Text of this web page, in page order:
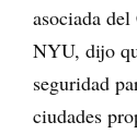
asociada
NYU, dijo
seguridad
ciudades